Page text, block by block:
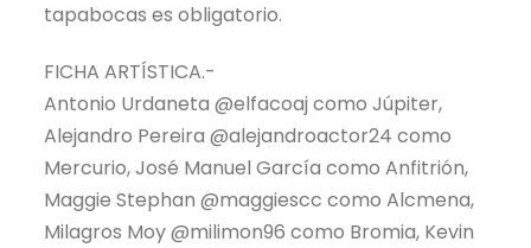
tapabocas es obligatorio.
FICHA ARTÍSTICA.-
Antonio Urdaneta @elfacoaj como Júpiter,
Alejandro Pereira @alejandroactor24 como
Mercurio, José Manuel García como Anfitrión,
Maggie Stephan @maggiescc como Alcmena,
Milagros Moy @milimon96 como Bromia, Kevin